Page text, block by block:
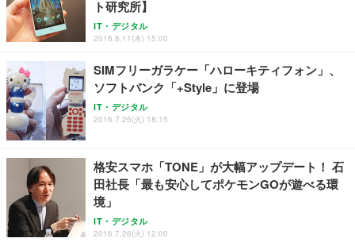
ト研究所】
IT・デジタル
2016.8.11(木) 15:00
SIMフリーガラケー「ハローキティフォン」、
ソフトバンク「+Style」に登場
IT・デジタル
2016.7.26(火) 18:15
格安スマホ「TONE」が大幅アップデート！ 石
田社長「最も安心してポケモンGOが遊べる環
境」
IT・デジタル
2016.7.26(火) 12:00